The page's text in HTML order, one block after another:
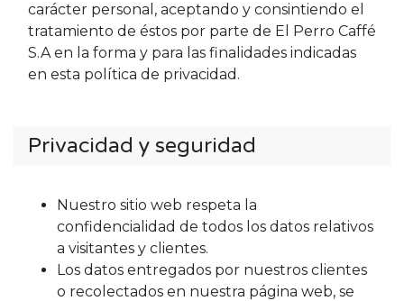
carácter personal, aceptando y consintiendo el
tratamiento de éstos por parte de El Perro Caffé
S.A en la forma y para las finalidades indicadas
en esta política de privacidad.
Privacidad y seguridad
Nuestro sitio web respeta la
confidencialidad de todos los datos relativos
a visitantes y clientes.
Los datos entregados por nuestros clientes
o recolectados en nuestra página web, se